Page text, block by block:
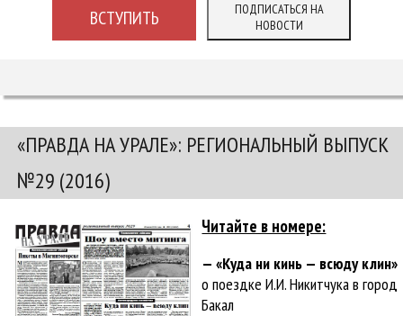
ВСТУПИТЬ
ПОДПИСАТЬСЯ НА
НОВОСТИ
«ПРАВДА НА УРАЛЕ»: РЕГИОНАЛЬНЫЙ ВЫПУСК
№29 (2016)
Читайте в номере:
— «Куда ни кинь — всюду клин»
о поездке И.И. Никитчука в город
Бакал